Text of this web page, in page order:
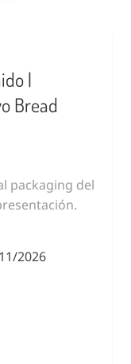
|
Bread
packaging del
2026